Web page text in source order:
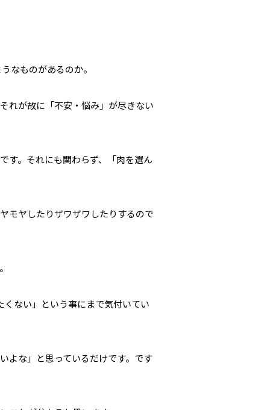
なものがあるのか。
れが故に「不安・悩み」が尽きない
す。それにも関わらず、「肉を選ん
モヤしたりザワザワしたりするので
ない」という事にまで気付いてい
よな」と思っているだけです。です